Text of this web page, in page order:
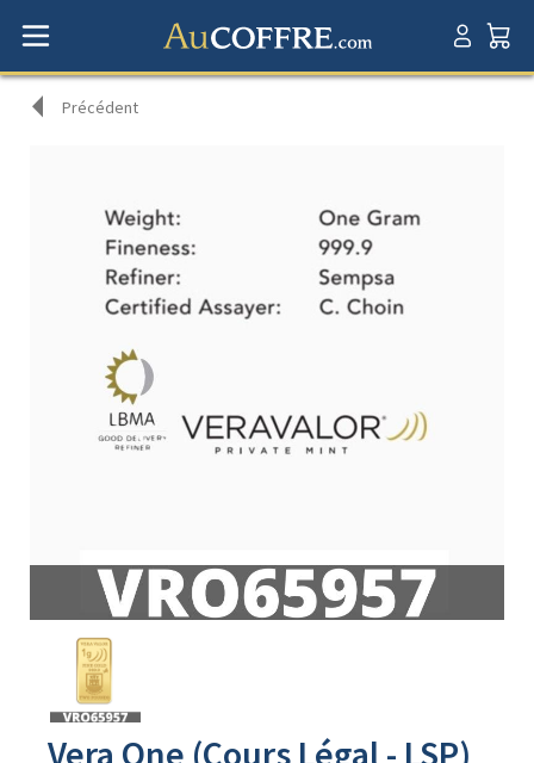
Précédent
Vera One (Cours Légal - LSP)